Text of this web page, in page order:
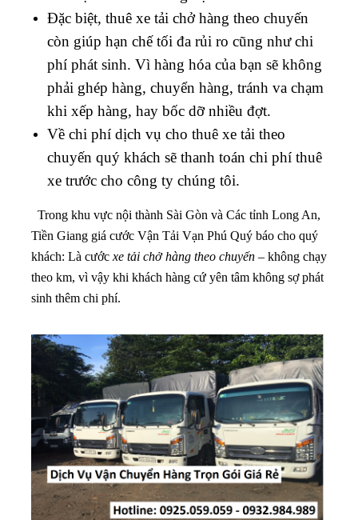
Đặc biệt, thuê xe tải chở hàng theo chuyến
còn giúp hạn chế tối đa rủi ro cũng như chi
phí phát sinh. Vì hàng hóa của bạn sẽ không
phải ghép hàng, chuyển hàng, tránh va chạm
khi xếp hàng, hay bốc dỡ nhiều đợt.
Về chi phí dịch vụ cho thuê xe tải theo
chuyến quý khách sẽ thanh toán chi phí thuê
xe trước cho công ty chúng tôi.
Trong khu vực nội thành Sài Gòn và Các tỉnh Long An,
Tiền Giang giá cước Vận Tải Vạn Phú Quý báo cho quý
khách: Là cước xe tải chở hàng theo chuyến – không chạy
theo km, vì vậy khi khách hàng cứ yên tâm không sợ phát
sinh thêm chi phí.